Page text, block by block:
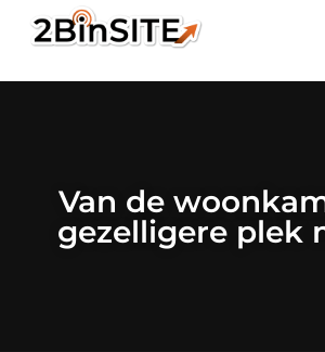
Van de
gezelligere plek